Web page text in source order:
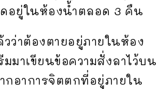
อยู่ในห้องน้ำตลอด 3 คืน
วว่าต้องตายอยู่ภายในห้อง
มาเขียนข้อความสั่งลาไว้บน
กอาการจิตตกที่อยู่ภายใน